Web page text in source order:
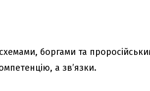
боргами та
а зв’язки.